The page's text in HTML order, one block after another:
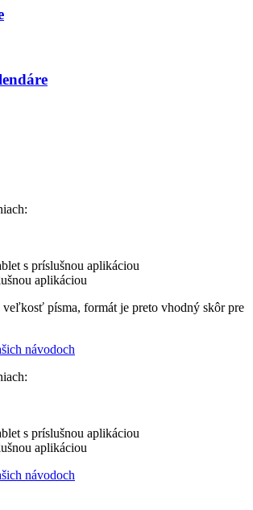
s príslušnou aplikáciou
aplikáciou
písma, formát je preto vhodný skôr pre
návodoch
s príslušnou aplikáciou
aplikáciou
návodoch